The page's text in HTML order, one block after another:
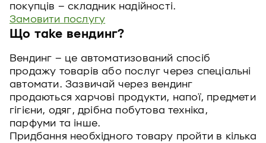
покупців – складник надійності.
Замовити послугу
Що таке вендинг?
Вендинг – це автоматизований спосіб
продажу товарів або послуг через спеціальні
автомати. Зазвичай через вендинг
продаються харчові продукти, напої, предмети
гігієни, одяг, дрібна побутова техніка,
парфуми та інше.
Придбання необхідного товару пройти в кілька